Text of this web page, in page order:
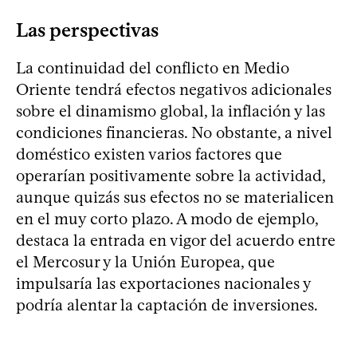
Las perspectivas
La continuidad del conflicto en Medio
Oriente tendrá efectos negativos adicionales
sobre el dinamismo global, la inflación y las
condiciones financieras. No obstante, a nivel
doméstico existen varios factores que
operarían positivamente sobre la actividad,
aunque quizás sus efectos no se materialicen
en el muy corto plazo. A modo de ejemplo,
destaca la entrada en vigor del acuerdo entre
el Mercosur y la Unión Europea, que
impulsaría las exportaciones nacionales y
podría alentar la captación de inversiones.